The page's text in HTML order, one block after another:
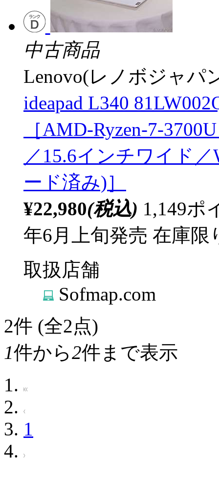
中古商品
Lenovo(レノボジャパ
ideapad L340
［AMD-Ryzen-7-
／15.6インチワイド
ード済み)］
¥22,980(税込) 1,149ポ
年6月上旬発売 在庫限
取扱店舗
Sofmap.com
2件 (全2点)
1件から2件まで表示
1